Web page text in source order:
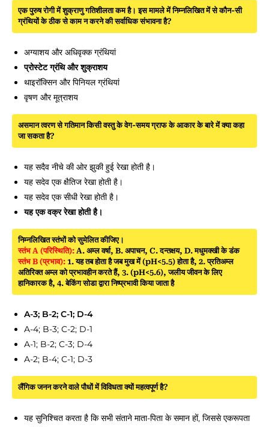
एक पुरुष रोगी में शुक्राणु गतिशीलता कम है। इस मामले में निम्नलिखित में से कौन-सी
ग्रंथियों के ठीक से काम न करने की सर्वाधिक संभावना है?
अग्याशय और अधिवृक्क ग्रंथियां
प्रोस्टेट ग्रंथि और शुक्राशय
थाइरॉक्सिन और पिनियल ग्रंथियां
वृषण और मूत्राशय
असमान त्वरण से गतिमान किसी वस्तु के वेग-समय ग्राफ के आकार के बारे में क्या कहा
जा सकता है?
यह सदैव नीचे की ओर झुकी हुई रेखा होती है।
यह सदेव एक क्षैतिज रेखा होती है।
यह सदेव एक सीधी रेखा होती है।
यह एक वक्र रेखा होती है।
निम्नलिखित स्तंभों को सुमेलित कीजिए।
स्तंभ A (परिस्थिति): A. अम्ल वर्षा, B. अपाचन, C. दन्तक्षय, D. मधुमक्खी के डंक
स्तंभ B (प्रभाव): 1. यह तब होता है जब मुख में (pH<5.5) होता है, 2. प्रतिअम्ल
अतिरिक्त अम्ल को प्रभावहीन करते हैं, 3. (pH<5.6), जलीय जीवन के लिए
हानिकारक है, 4. बेकिंग सोडा द्वारा निष्प्रभावी किया जाता है
A-3; B-2; C-1; D-4
A-4; B-3; C-2; D-1
A-1; B-2; C-3; D-4
A-2; B-4; C-1; D-3
लैंगिक जनन करने वाले पौधों में विविधता क्यों महत्वपूर्ण है?
यह सुनिश्चित करता है कि सभी संताने माता-पिता के समान हों, जिससे एकरूपता